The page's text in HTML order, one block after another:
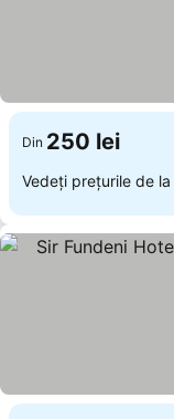
Din 250 lei
Vedeți prețurile de la